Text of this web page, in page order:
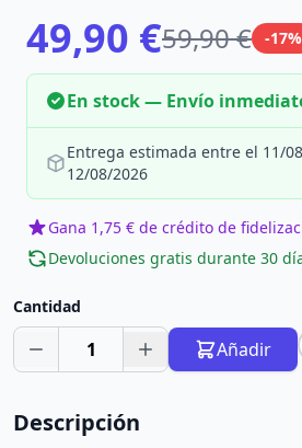
49,90 €59,90 € -17%
En stock — Envío
Entrega estimada entre el 11/
12/08/2026
Gana 1,75 € de crédito de
Devoluciones gratis durante 30
Cantidad
1 Añadir
Descripción